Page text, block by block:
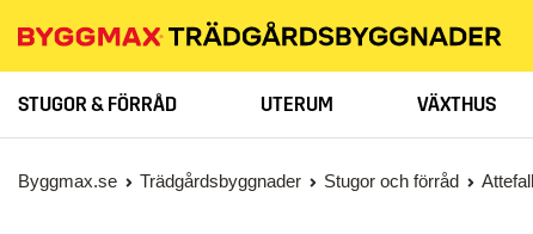
STUGOR & FÖRRÅD UTERUM VÄXTHUS
Byggmax.se Trädgårdsbyggnader Stugor och förråd